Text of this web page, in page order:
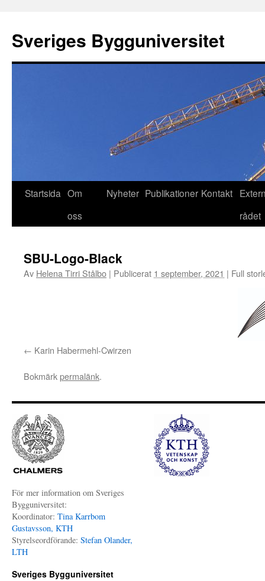
innehåll
Sveriges Bygguniversitet
Startsida Om
oss
Nyheter Publikationer Kontakt
rådet
SBU-Logo-Black
Av Helena Tirri Stålbo | Publicerat 1 september, 2021 | Full
Karin Habermehl-Cwirzen
Bokmärkpermalänk.
För mer information om Sveriges
Bygguniversitet:
Koordinator: Tina Karrbom
Gustavsson, KTH
Styrelseordförande: Stefan Olander,
LTH
Sveriges Bygguniversitet